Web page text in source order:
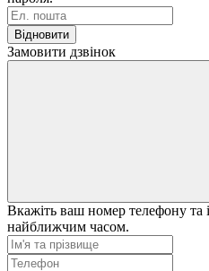
Відновити
Замовити дзвінок
Вкажіть ваш номер телефону
найближчим часом.